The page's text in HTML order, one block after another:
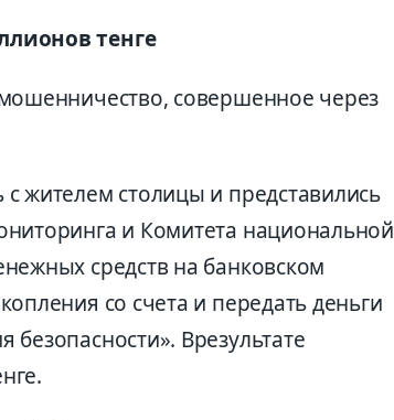
тенге
совершенное через
жителем столицы и представились
и Комитета национальной
средств на банковском
со счета и передать деньги
Врезультате